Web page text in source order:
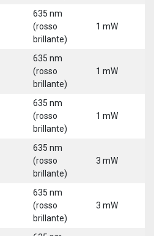
635 nm
(rosso
brillante)
1 mW
635 nm
(rosso
brillante)
1 mW
635 nm
(rosso
brillante)
1 mW
635 nm
(rosso
brillante)
3 mW
635 nm
(rosso
brillante)
3 mW